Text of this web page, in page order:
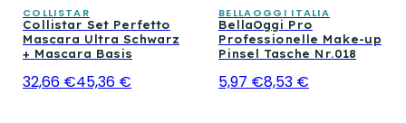
COLLISTAR
Collistar Set Perfetto
Mascara Ultra Schwarz
+ Mascara Basis
32,66 €45,36 €
BELLAOGGI ITALIA
BellaOggi Pro
Professionelle Make-up
Pinsel Tasche Nr.018
5,97 €8,53 €